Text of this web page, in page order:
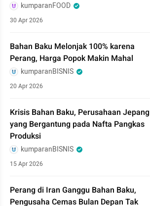
kumparanFOOD
30 Apr 2026
Bahan Baku Melonjak 100% karena
Perang, Harga Popok Makin Mahal
kumparanBISNIS
20 Apr 2026
Krisis Bahan Baku, Perusahaan Jepang
yang Bergantung pada Nafta Pangkas
Produksi
kumparanBISNIS
15 Apr 2026
Perang di Iran Ganggu Bahan Baku,
Pengusaha Cemas Bulan Depan Tak